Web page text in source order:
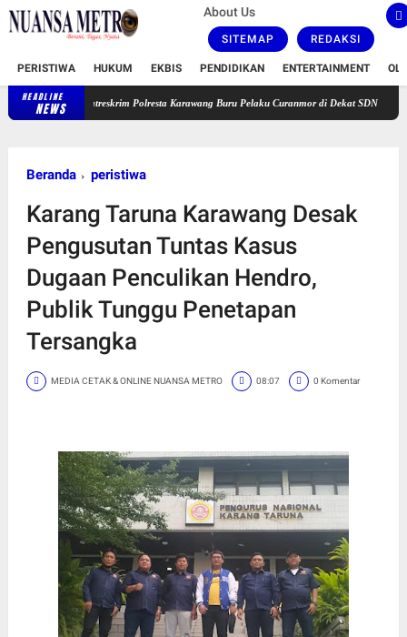
About Us
SITEMAP REDAKSI
PERISTIWA HUKUM EKBIS PENDIDIKAN ENTERTAINMENT
HEADLINE
NEWS
Satreskrim Polresta Karawang Buru Pelaku Curanmor di Dekat SDN Palumbonsari I,
Beranda peristiwa
Karang Taruna Karawang Desak
Pengusutan Tuntas Kasus
Dugaan Penculikan Hendro,
Publik Tunggu Penetapan
Tersangka
MEDIA CETAK & ONLINE NUANSA METRO 08:07 0 Komentar